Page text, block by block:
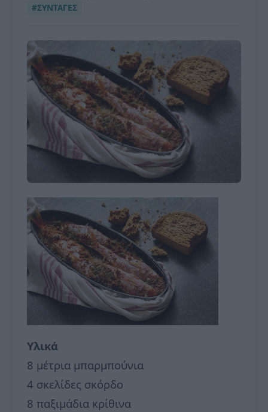
#ΣΥΝΤΑΓΕΣ
Υλικά
8 μέτρια μπαρμπούνια
4 σκελίδες σκόρδο
8 παξιμάδια κρίθινα